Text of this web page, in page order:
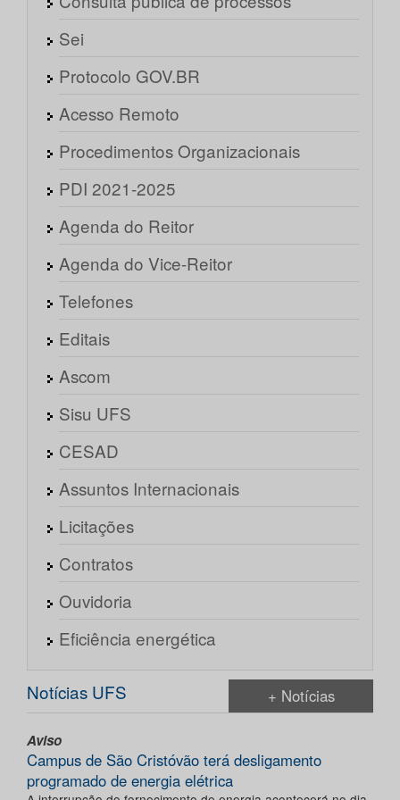
Sei
Protocolo GOV.BR
Acesso Remoto
Procedimentos Organizacionais
PDI 2021-2025
Agenda do Reitor
Agenda do Vice-Reitor
Telefones
Editais
Ascom
Sisu UFS
CESAD
Assuntos Internacionais
Licitações
Contratos
Ouvidoria
Eficiência energética
Notícias UFS + Notícias
Aviso
Campus de São Cristóvão terá desligamento
programado de energia elétrica